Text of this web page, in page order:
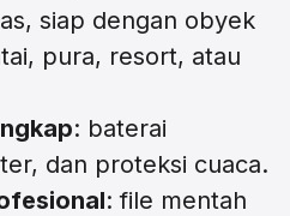
siap dengan obyek
pura, resort, atau
: baterai
dan proteksi cuaca.
: file mentah